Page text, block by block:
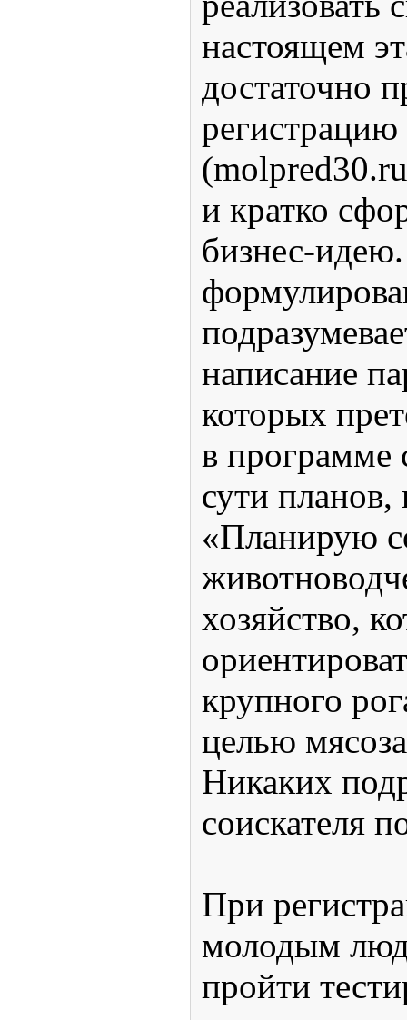
настоящем
достаточно
регистрацию
и кратко
бизнес-
написание
которых
в программе
сути
«Планирую
хозяйство,
крупного
целью
Никаких
соискателя
При
молодым
пройти